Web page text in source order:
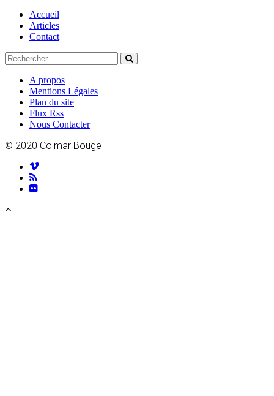
Accueil
Articles
Contact
A propos
Mentions Légales
Plan du site
Flux Rss
Nous Contacter
© 2020 Colmar Bouge